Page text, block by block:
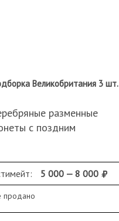
Великобритания 3 шт.
разменные
с поздним
3 пенса- последний
чеканки.
5 000 — 8 000
продано